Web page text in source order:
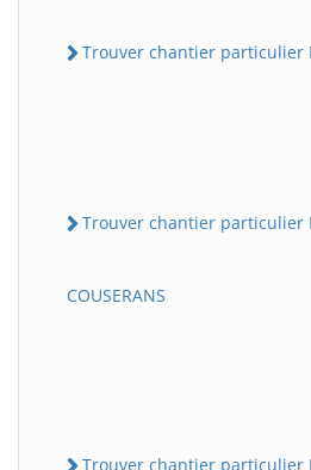
Trouver chantier particulier
Trouver chantier particulier
COUSERANS
Trouver chantier particulier